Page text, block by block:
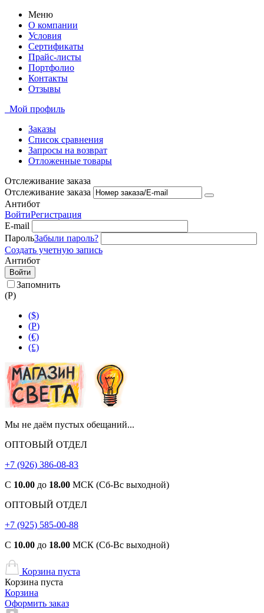
Меню
О компании
Условия
Сертификаты
Прайс-листы
Портфолио
Контакты
Отзывы
Мой профиль
Заказы
Список сравнения
Запросы на возврат
Отложенные товары
Отслеживание заказа
Отслеживание заказа
Антибот
ВойтиРегистрация
E-mail
ПарольЗабыли пароль?
Создать учетную запись
Антибот
Войти
Запомнить
(Р)
($)
(Р)
(€)
(£)
Мы не даём пустых обещаний...
ОПТОВЫЙ ОТДЕЛ
+7 (926) 386-08-83
С 10.00 до 18.00 МСК (Сб-Вс выходной)
ОПТОВЫЙ ОТДЕЛ
+7 (925) 585-00-88
С 10.00 до 18.00 МСК (Сб-Вс выходной)
Корзина пуста
Корзина пуста
Корзина
Оформить заказ